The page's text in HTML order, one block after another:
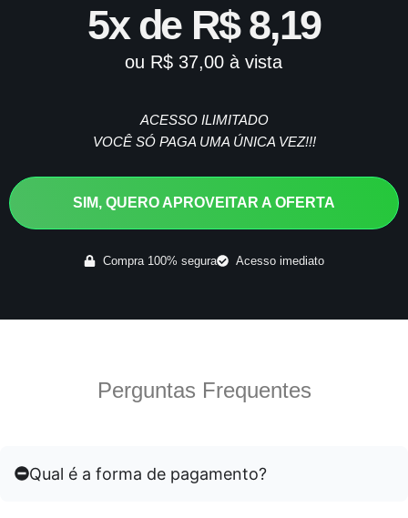
5x de R$ 8,19
ou R$ 37,00 à vista
ACESSO ILIMITADO
VOCÊ SÓ PAGA UMA ÚNICA VEZ!!!
SIM, QUERO APROVEITAR A OFERTA
Compra 100% segura Acesso imediato
Perguntas Frequentes
Qual é a forma de pagamento?